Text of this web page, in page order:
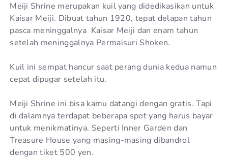
Meiji Shrine merupakan kuil yang didedikasikan untuk
Kaisar Meiji. Dibuat tahun 1920, tepat delapan tahun
pasca meninggalnya Kaisar Meiji dan enam tahun
setelah meninggalnya Permaisuri Shoken.
Kuil ini sempat hancur saat perang dunia kedua namun
cepat dipugar setelah itu.
Meiji Shrine ini bisa kamu datangi dengan gratis. Tapi
di dalamnya terdapat beberapa spot yang harus bayar
untuk menikmatinya. Seperti Inner Garden dan
Treasure House yang masing-masing dibandrol
dengan tiket 500 yen.